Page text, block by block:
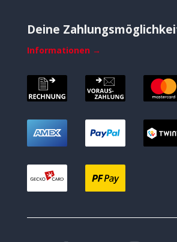
Deine
Informationen →